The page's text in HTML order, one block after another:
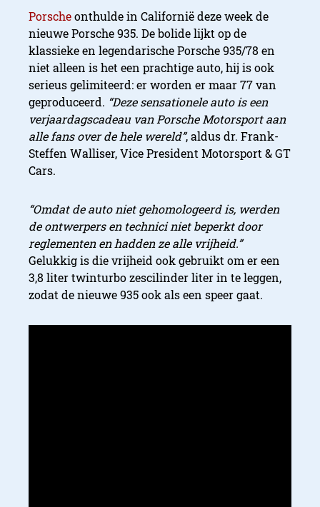
Porscheonthulde in Californië deze week de
nieuwe Porsche 935. De bolide lijkt op de
klassieke en legendarische Porsche 935/78 en
niet alleen is het een prachtige auto, hij is ook
serieus gelimiteerd: er worden er maar 77 van
geproduceerd. “Deze sensationele auto is een
verjaardagscadeau van Porsche Motorsport aan
alle fans over de hele wereld”, aldus dr. Frank-
Steffen Walliser, Vice President Motorsport & GT
Cars.
“Omdat de auto niet gehomologeerd is, werden
de ontwerpers en technici niet beperkt door
reglementen en hadden ze alle vrijheid.”
Gelukkig is die vrijheid ook gebruikt om er een
3,8 liter twinturbo zescilinder liter in te leggen,
zodat de nieuwe 935 ook als een speer gaat.